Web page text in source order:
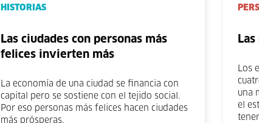
HISTORIAS
Las ciudades con personas más
felices invierten más
La economía de una ciudad se financia con
capital pero se sostiene con el tejido social.
Por eso personas más felices hacen ciudades
más prósperas.
Los
una
el